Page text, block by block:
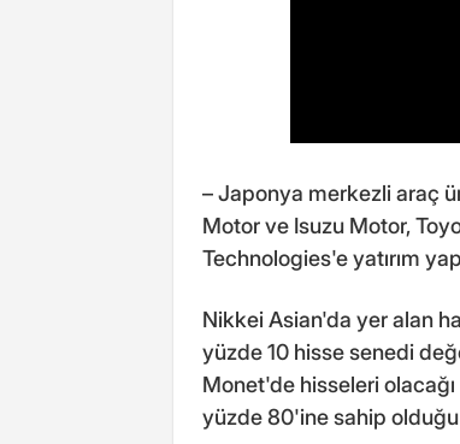
– Japonya merkezli araç
Motor ve Isuzu Motor,
Technologies'e yatırım
Nikkei Asian'da yer alan
yüzde 10 hisse senedi
Monet'de hisseleri
yüzde 80'ine sahip olduğu